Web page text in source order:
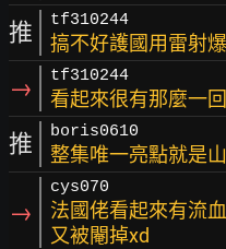
推 tf310244
搞不好護國用雷射
→ tf310244
看起來很有那麼一
推 boris0610
整集唯一亮點就是
→
cys070
法國佬看起來有流
又被閹掉xd